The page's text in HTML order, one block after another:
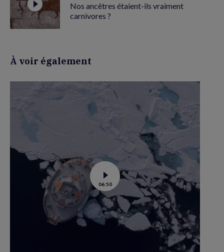
Nos ancêtres étaient-ils vraiment
carnivores ?
À voir également
Voir
la
vidéo
de
Tara
Polar
station
:
06:50